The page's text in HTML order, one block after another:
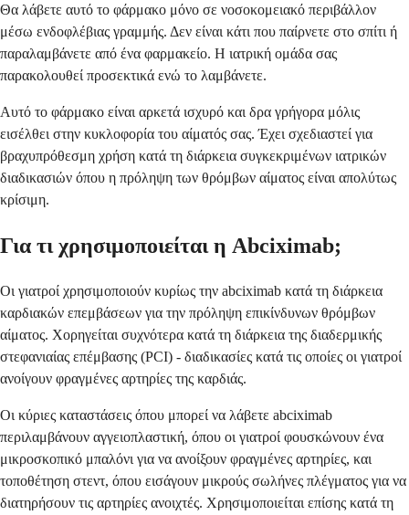
Θα λάβετε αυτό το φάρμακο μόνο σε νοσοκομειακό περιβάλλον
μέσω ενδοφλέβιας γραμμής. Δεν είναι κάτι που παίρνετε στο σπίτι ή
παραλαμβάνετε από ένα φαρμακείο. Η ιατρική ομάδα σας
παρακολουθεί προσεκτικά ενώ το λαμβάνετε.
Αυτό το φάρμακο είναι αρκετά ισχυρό και δρα γρήγορα μόλις
εισέλθει στην κυκλοφορία του αίματός σας. Έχει σχεδιαστεί για
βραχυπρόθεσμη χρήση κατά τη διάρκεια συγκεκριμένων ιατρικών
διαδικασιών όπου η πρόληψη των θρόμβων αίματος είναι απολύτως
κρίσιμη.
Για τι χρησιμοποιείται η Abciximab;
Οι γιατροί χρησιμοποιούν κυρίως την abciximab κατά τη διάρκεια
καρδιακών επεμβάσεων για την πρόληψη επικίνδυνων θρόμβων
αίματος. Χορηγείται συχνότερα κατά τη διάρκεια της διαδερμικής
στεφανιαίας επέμβασης (PCI) - διαδικασίες κατά τις οποίες οι γιατροί
ανοίγουν φραγμένες αρτηρίες της καρδιάς.
Οι κύριες καταστάσεις όπου μπορεί να λάβετε abciximab
περιλαμβάνουν αγγειοπλαστική, όπου οι γιατροί φουσκώνουν ένα
μικροσκοπικό μπαλόνι για να ανοίξουν φραγμένες αρτηρίες, και
τοποθέτηση στεντ, όπου εισάγουν μικρούς σωλήνες πλέγματος για να
διατηρήσουν τις αρτηρίες ανοιχτές. Χρησιμοποιείται επίσης κατά τη